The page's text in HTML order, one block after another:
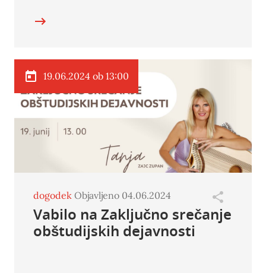
19.06.2024 ob 13:00
dogodek Objavljeno 04.06.2024
Vabilo na Zaključno srečanje
obštudijskih dejavnosti